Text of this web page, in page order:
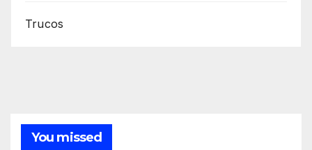
Trucos
You missed